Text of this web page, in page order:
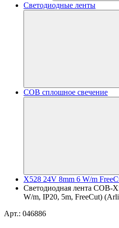
Светодиодные ленты
COB сплошное свечение
X528 24V 8mm 6 W/m
Светодиодная лента COB-
W/m, IP20, 5m, FreeCut)
Арт.: 046886